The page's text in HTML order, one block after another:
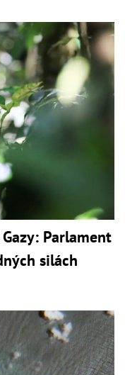
Parlament
silách